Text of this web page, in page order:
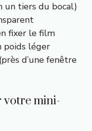
un tiers du bocal)
fixer le film
poids léger
d’une fenêtre
votre mini-